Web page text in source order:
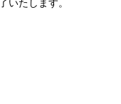
たします。